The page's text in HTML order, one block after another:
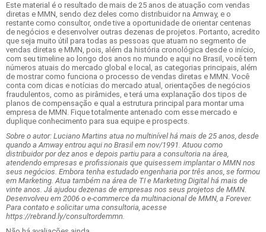
Este material é o resultado de mais de 25 anos de atuação com vendas
diretas e MMN, sendo dez deles como distribuidor na Amway, e o
restante como consultor, onde tive a oportunidade de orientar centenas
de negócios e desenvolver outras dezenas de projetos. Portanto, acredito
que seja muito útil para todas as pessoas que atuam no segmento de
vendas diretas e MMN, pois, além da história cronológica desde o início,
com seu timeline ao longo dos anos no mundo e aqui no Brasil, você tem
números atuais do mercado global e local, as categorias principais, além
de mostrar como funciona o processo de vendas diretas e MMN. Você
conta com dicas e notícias do mercado atual, orientações de negócios
fraudulentos, como as pirâmides, e terá uma explanação dos tipos de
planos de compensação e qual a estrutura principal para montar uma
empresa de MMN. Fique totalmente antenado com esse mercado e
duplique conhecimento para sua equipe e prospects.
Sobre o autor: Luciano Martins atua no multinível há mais de 25 anos, desde
quando a Amway entrou aqui no Brasil em nov/1991. Atuou como
distribuidor por dez anos e depois partiu para a consultoria na área,
atendendo empresas e profissionais que quisessem implantar o MMN nos
seus negócios. Embora tenha estudado engenharia por três anos, se formou
em Marketing. Atua também na área de TI e Marketing Digital há mais de
vinte anos. Já ajudou dezenas de empresas nos seus projetos de MMN.
Desenvolveu em 2006 o e-commerce da multinacional de MMN, a Forever.
Para contato e solicitar uma consultoria, acesse
https://rebrand.ly/consultordemmn.